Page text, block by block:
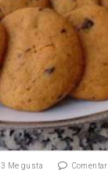
3 Me gusta Comentar